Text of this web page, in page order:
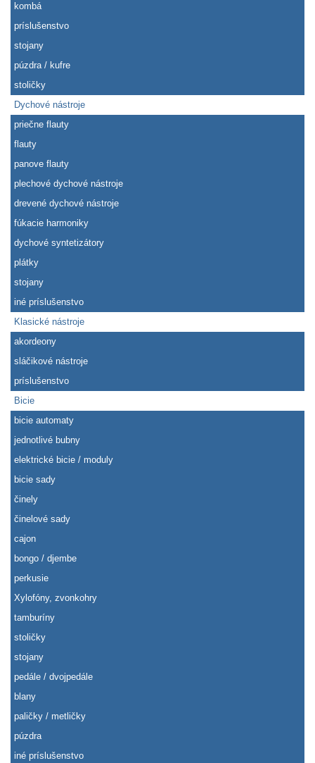
kombá
príslušenstvo
stojany
púzdra / kufre
stoličky
Dychové nástroje
priečne flauty
flauty
panove flauty
plechové dychové nástroje
drevené dychové nástroje
fúkacie harmoniky
dychové syntetizátory
plátky
stojany
iné príslušenstvo
Klasické nástroje
akordeony
sláčikové nástroje
príslušenstvo
Bicie
bicie automaty
jednotlivé bubny
elektrické bicie / moduly
bicie sady
činely
činelové sady
cajon
bongo / djembe
perkusie
Xylofóny, zvonkohry
tamburíny
stoličky
stojany
pedále / dvojpedále
blany
paličky / metličky
púzdra
iné príslušenstvo